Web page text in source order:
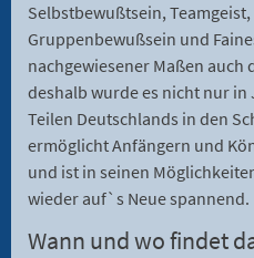
Selbstbewußtsein,
Gruppenbewußsein und
nachgewiesener Maßen auch
deshalb wurde es nicht nur in
Teilen Deutschlands in den
ermöglicht Anfängern und
und ist in seinen
wieder auf`s Neue spannend.
Wann und wo findet